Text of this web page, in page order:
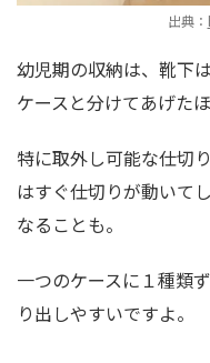
出典：
幼児期の収納は、靴下
ケースと分けてあげた
特に取外し可能な仕切
はすぐ仕切りが動いて
なることも。
一つのケースに１種類
り出しやすいですよ。